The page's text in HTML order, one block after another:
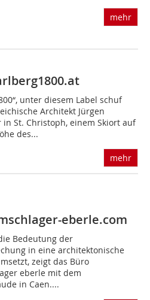
mehr
unter diesem Label schuf
Architekt Jürgen
in St. Christoph, einem Skiort auf
des...
mehr
eberle.com
Bedeutung der
in eine architektonische
zeigt das Büro
eberle mit dem
in Caen....